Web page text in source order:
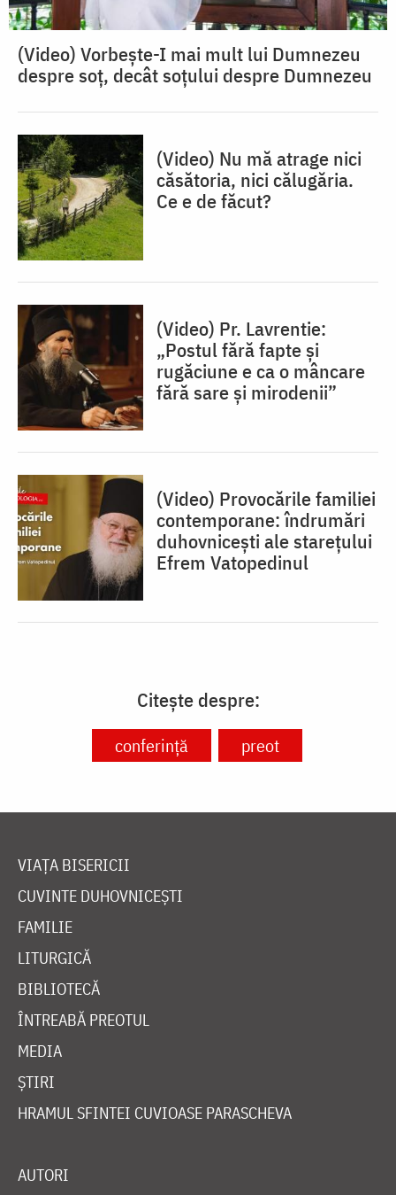
(Video) Vorbește-I mai mult lui Dumnezeu
despre soț, decât soțului despre Dumnezeu
(Video) Nu mă atrage nici
căsătoria, nici călugăria.
Ce e de făcut?
(Video) Pr. Lavrentie:
„Postul fără fapte și
rugăciune e ca o mâncare
fără sare și mirodenii”
(Video) Provocările familiei
contemporane: îndrumări
duhovnicești ale starețului
Efrem Vatopedinul
Citește despre:
conferință preot
VIAȚA BISERICII
CUVINTE DUHOVNICEȘTI
FAMILIE
LITURGICĂ
BIBLIOTECĂ
ÎNTREABĂ PREOTUL
MEDIA
ȘTIRI
HRAMUL SFINTEI CUVIOASE PARASCHEVA
AUTORI